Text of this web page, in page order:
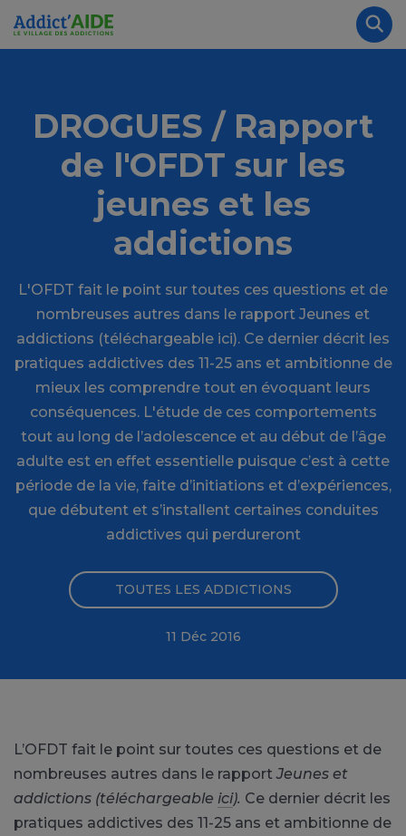
Aller au contenu principal
DROGUES / Rapport
de l'OFDT sur les
jeunes et les
addictions
L'OFDT fait le point sur toutes ces questions et de
nombreuses autres dans le rapport Jeunes et
addictions (téléchargeable ici). Ce dernier décrit les
pratiques addictives des 11-25 ans et ambitionne de
mieux les comprendre tout en évoquant leurs
conséquences. L'étude de ces comportements
tout au long de l’adolescence et au début de l’âge
adulte est en effet essentielle puisque c’est à cette
période de la vie, faite d’initiations et d’expériences,
que débutent et s’installent certaines conduites
addictives qui perdureront
TOUTES LES ADDICTIONS
11 Déc 2016
L’OFDT fait le point sur toutes ces questions et de
nombreuses autres dans le rapportJeunes et
addictions (téléchargeable ici). Ce dernier décrit les
pratiques addictives des 11-25 ans et ambitionne de
Panneau de gestion des cookies